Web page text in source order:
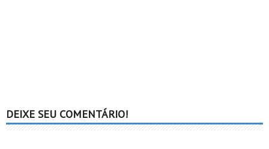
DEIXE SEU COMENTÁRIO!